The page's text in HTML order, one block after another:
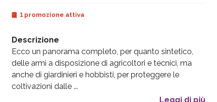
1 promozione attiva
Descrizione
Ecco un panorama completo, per quanto sintetico,
delle armi a disposizione di agricoltori e tecnici, ma
anche di giardinieri e hobbisti, per proteggere le
coltivazioni dalle ...
Leggi di più